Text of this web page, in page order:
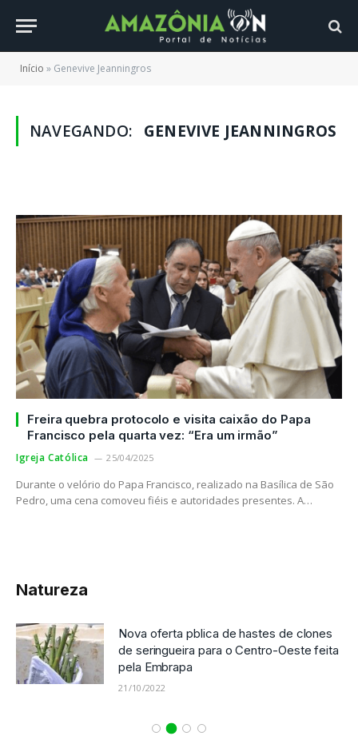
Início » Genevive Jeanningros
NAVEGANDO: GENEVIVE JEANNINGROS
Freira quebra protocolo e visita caixão do Papa
Francisco pela quarta vez: “Era um irmão”
Igreja Católica 25/04/2025
Durante o velório do Papa Francisco, realizado na Basílica de São
Pedro, uma cena comoveu fiéis e autoridades presentes. A…
Natureza
Nova oferta pblica de hastes de clones
de seringueira para o Centro-Oeste feita
pela Embrapa
21/10/2022